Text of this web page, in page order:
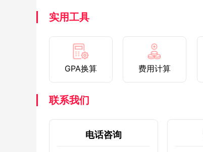
实用工具
GPA换算 费用计算
联系我们
电话咨询